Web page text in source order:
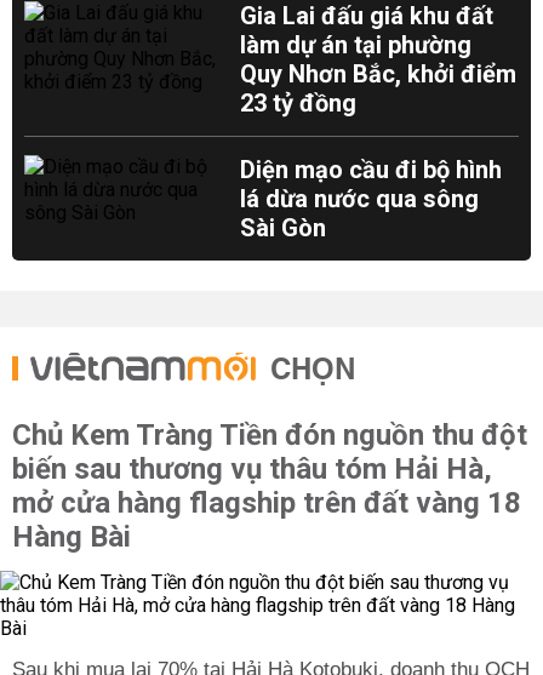
Gia Lai đấu giá khu đất
làm dự án tại phường
Quy Nhơn Bắc, khởi điểm
23 tỷ đồng
Diện mạo cầu đi bộ hình
lá dừa nước qua sông
Sài Gòn
CHỌN
Chủ Kem Tràng Tiền đón nguồn thu đột
biến sau thương vụ thâu tóm Hải Hà,
mở cửa hàng flagship trên đất vàng 18
Hàng Bài
Sau khi mua lại 70% tại Hải Hà Kotobuki, doanh thu OCH